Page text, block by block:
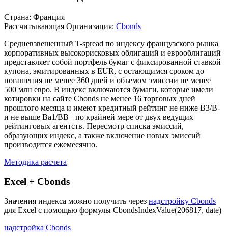
Описание индекса
Страна: Франция
Рассчитывающая Организация: Cbonds
Средневзвешенный T-spread по индексу французского рынка
корпоративных высокорисковых облигаций и еврооблигаций
представляет собой портфель бумаг с фиксированной ставкой
купона, эмитированных в EUR, с остающимся сроком до
погашения не менее 360 дней и объемом эмиссии не менее
500 млн евро. В индекс включаются бумаги, которые имели
котировки на сайте Cbonds не менее 16 торговых дней
прошлого месяца и имеют кредитный рейтинг не ниже B3/B-
и не выше Ba1/BB+ по крайней мере от двух ведущих
рейтинговых агентств. Пересмотр списка эмиссий,
производится ежемесячно.
Методика расчета
Excel + Cbonds